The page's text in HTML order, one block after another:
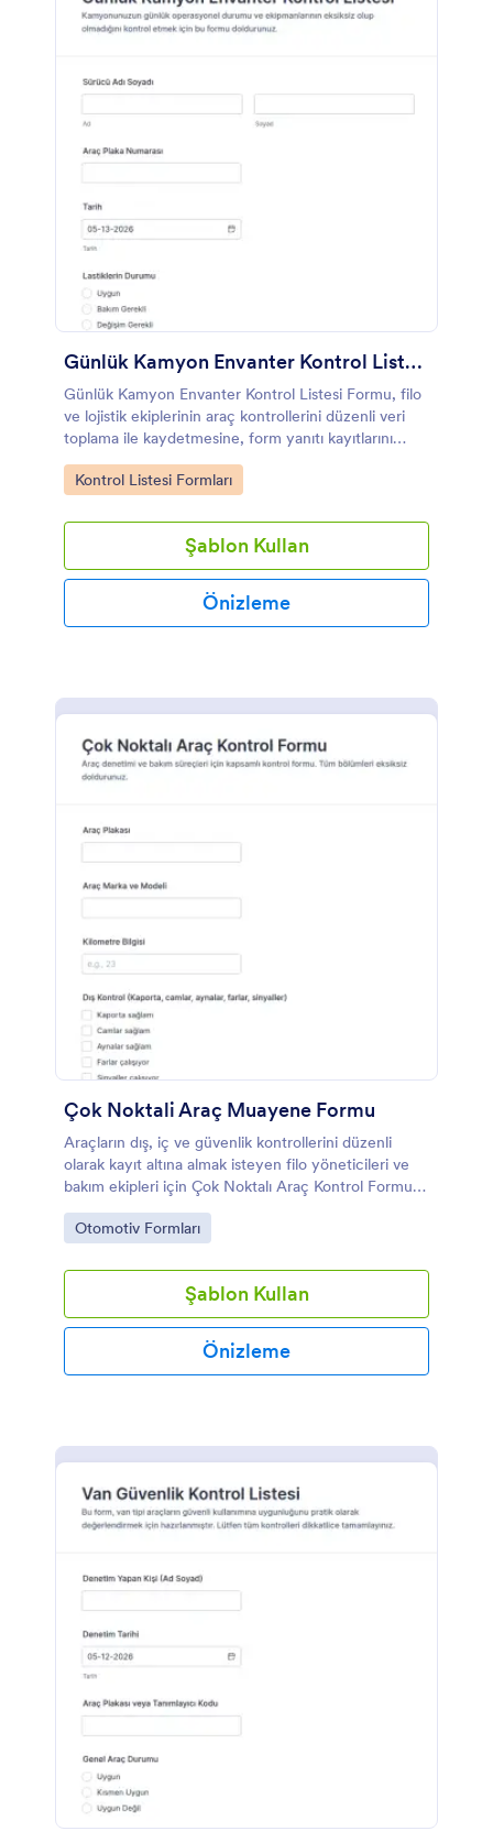
Günlük Kamyon Envanter Kontrol Listesi Formu
Günlük Kamyon Envanter Kontrol Listesi Formu, filo
ve lojistik ekiplerinin araç kontrollerini düzenli veri
toplama ile kaydetmesine, form yanıtı kayıtlarını
takip etmesine ve günlük denetimleri
standartlaştırmasına yardımcı olur.
Go to Category:
Kontrol Listesi Formları
Şablon Kullan
Önizleme
Çok Noktali Araç Muayene Formu
Araçların dış, iç ve güvenlik kontrollerini düzenli
olarak kayıt altına almak isteyen filo yöneticileri ve
bakım ekipleri için Çok Noktalı Araç Kontrol Formu
ile Jotform üzerinden veri toplama süreçlerini
kolaylaştırın.
Go to Category:
Otomotiv Formları
Şablon Kullan
Önizleme